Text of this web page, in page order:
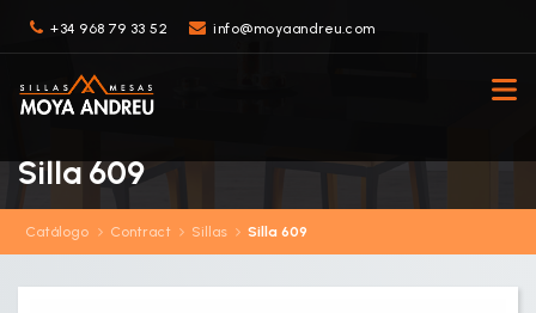
+34 968 79 33 52 info@moyaandreu.com
Silla 609
Catálogo Contract Sillas Silla 609